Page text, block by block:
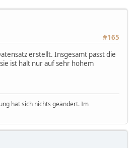
#165
erstellt. Insgesamt passt die
ist halt nur auf sehr hohem
hat sich nichts geändert. Im